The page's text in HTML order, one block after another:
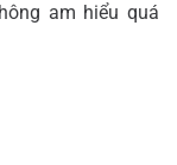
am hiểu quá